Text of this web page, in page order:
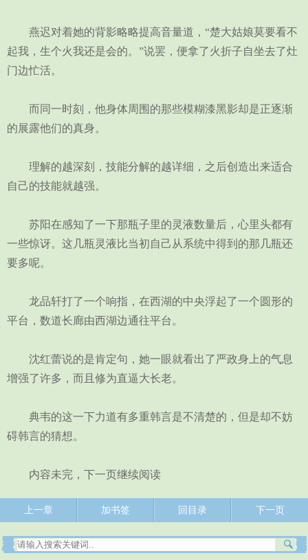
燕迟对着她的背影略略提高音量道，“楚大姑娘莫要看不
起我，生个火我还是会的。”说罢，便拿了火折子自坐去了灶
门边忙活。
而同一时刻，他身体周围的那些模糊漆黑影却是正逐渐
的展露他们的真身。
理解的越深刻，技能分解的越详细，之后创造出来适合
自己的技能就越强。
苏阳在感知了一下那瓶子里的灵液数量后，心里头都有
一些惊讶。这几瓶灵液比当初自己从系统中得到的那几瓶还
要多呢。
龙品轩打了一个响指，在西湖的中央浮起了一个圆形的
平台，数道长廊由西湖边通往平台。
沈红蕾说的是肯定句，她一眼就看出了严政身上的气息
增强了许多，而且修为直逼大长老。
典韦的这一下力道有多重韩言是不清楚的，但是却不妨
碍韩言的猜想。
内容未完，下一页继续阅读
上一章 加书签 回目录 下一页